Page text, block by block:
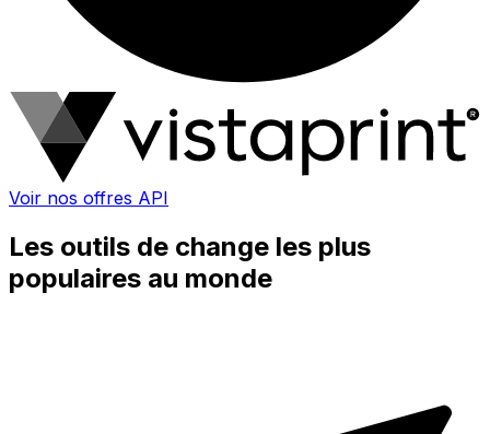
Voir nos offres API
Les outils de change les plus
populaires au monde